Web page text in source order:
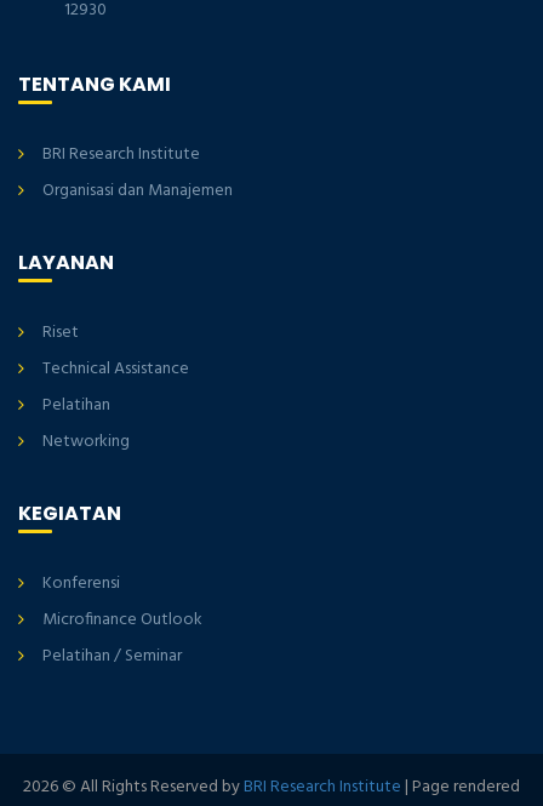
12930
TENTANG KAMI
BRI Research Institute
Organisasi dan Manajemen
LAYANAN
Riset
Technical Assistance
Pelatihan
Networking
KEGIATAN
Konferensi
Microfinance Outlook
Pelatihan / Seminar
2026 © All Rights Reserved byBRI Research Institute| Page rendered